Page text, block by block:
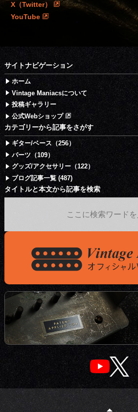
X（Twitter）
YouTube
サイトナビゲーション
ホーム
Vintage Maniacsについて
投稿ギャラリー
公式Webショップ
カテゴリーから記事をさがす
ギター/ベース（256）
パーツ（109）
グッズ/アクセサリー（122）
ブログ記事一覧 (487)
タイトルと本文から記事を検索